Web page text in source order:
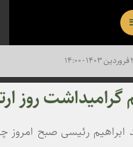
گرامیداشت روز
ابراهیم رئیسی صبح امروز